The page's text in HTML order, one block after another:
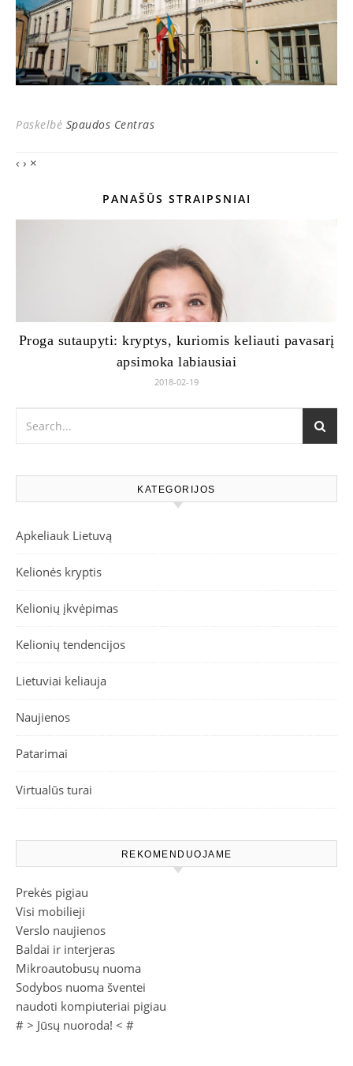
Paskelbė Spaudos Centras
‹ › ×
PANAŠŪS STRAIPSNIAI
Proga sutaupyti: kryptys, kuriomis keliauti pavasarį
apsimoka labiausiai
2018-02-19
KATEGORIJOS
Apkeliauk Lietuvą
Kelionės kryptis
Kelionių įkvėpimas
Kelionių tendencijos
Lietuviai keliauja
Naujienos
Patarimai
Virtualūs turai
REKOMENDUOJAME
Prekės pigiau
Visi mobilieji
Verslo naujienos
Baldai ir interjeras
Mikroautobusų nuoma
Sodybos nuoma šventei
naudoti kompiuteriai pigiau
# > Jūsų nuoroda! < #